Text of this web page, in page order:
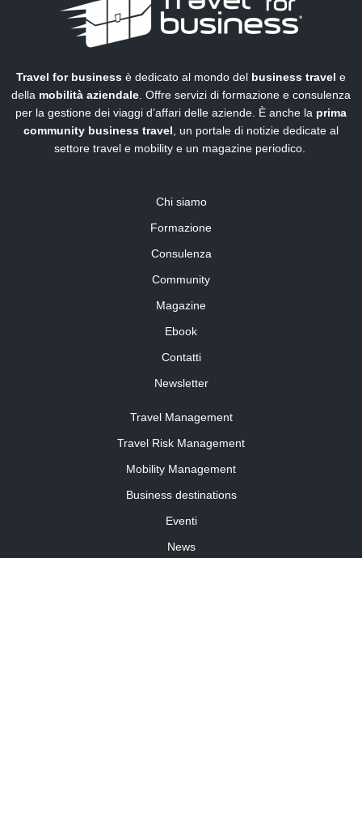
Travel for business è dedicato al mondo del business travel e
della mobilità aziendale . Offre servizi di formazione e consulenza
per la gestione dei viaggi d’affari delle aziende. È anche la prima
community business travel , un portale di notizie dedicate al
settore travel e mobility e un magazine periodico.
Chi siamo
Formazione
Consulenza
Community
Magazine
Ebook
Contatti
Newsletter
Travel Management
Travel Risk Management
Mobility Management
Business destinations
Eventi
News